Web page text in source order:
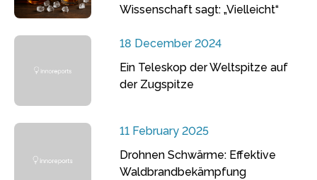
Wissenschaft sagt: „Vielleicht“
18 December 2024
Ein Teleskop der Weltspitze auf
der Zugspitze
11 February 2025
Drohnen Schwärme: Effektive
Waldbrandbekämpfung